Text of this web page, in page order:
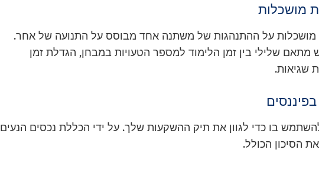
מושכלות
מושכלות על ההתנהגות של משתנה אחד מבוסס על התנועה של אחר.
מתאם שלילי בין זמן הלימוד למספר הטעויות במבחן, הגדלת זמן
שגיאות.
בפיננסים
בו כדי לגוון את תיק ההשקעות שלך. על ידי הכללת נכסים הנעים
הסיכון הכולל.